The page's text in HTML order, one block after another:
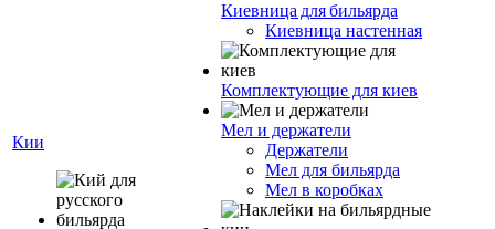
Кии
Киевница для бильярда
Киевница настенная
Комплектующие для киев
Мел и держатели
Держатели
Мел для бильярда
Мел в коробках